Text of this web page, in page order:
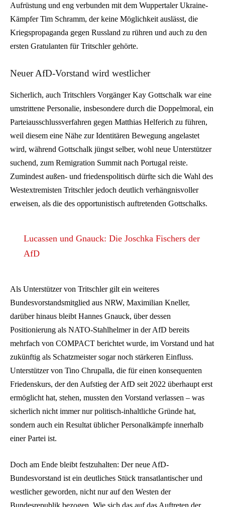
Aufrüstung und eng verbunden mit dem Wuppertaler Ukraine-
Kämpfer Tim Schramm, der keine Möglichkeit auslässt, die
Kriegspropaganda gegen Russland zu rühren und auch zu den
ersten Gratulanten für Tritschler gehörte.
Neuer AfD-Vorstand wird westlicher
Sicherlich, auch Tritschlers Vorgänger Kay Gottschalk war eine
umstrittene Personalie, insbesondere durch die Doppelmoral, ein
Parteiausschlussverfahren gegen Matthias Helferich zu führen,
weil diesem eine Nähe zur Identitären Bewegung angelastet
wird, während Gottschalk jüngst selber, wohl neue Unterstützer
suchend, zum Remigration Summit nach Portugal reiste.
Zumindest außen- und friedenspolitisch dürfte sich die Wahl des
Westextremisten Tritschler jedoch deutlich verhängnisvoller
erweisen, als die des opportunistisch auftretenden Gottschalks.
Lucassen und Gnauck: Die Joschka Fischers der
AfD
Als Unterstützer von Tritschler gilt ein weiteres
Bundesvorstandsmitglied aus NRW, Maximilian Kneller,
darüber hinaus bleibt Hannes Gnauck, über dessen
Positionierung als NATO-Stahlhelmer in der AfD bereits
mehrfach von COMPACT berichtet wurde, im Vorstand und hat
zukünftig als Schatzmeister sogar noch stärkeren Einfluss.
Unterstützer von Tino Chrupalla, die für einen konsequenten
Friedenskurs, der den Aufstieg der AfD seit 2022 überhaupt erst
ermöglicht hat, stehen, mussten den Vorstand verlassen – was
sicherlich nicht immer nur politisch-inhaltliche Gründe hat,
sondern auch ein Resultat üblicher Personalkämpfe innerhalb
einer Partei ist.
Doch am Ende bleibt festzuhalten: Der neue AfD-
Bundesvorstand ist ein deutliches Stück transatlantischer und
westlicher geworden, nicht nur auf den Westen der
Bundesrepublik bezogen. Wie sich das auf das Auftreten der